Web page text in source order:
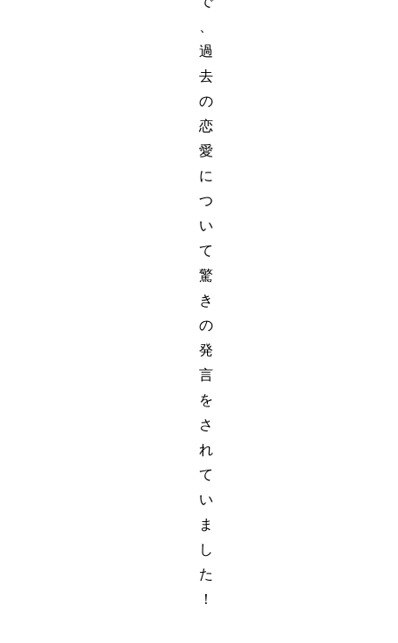
過
去
の
恋
愛
に
つ
い
て
驚
き
の
発
言
を
さ
れ
て
い
ま
し
た
！